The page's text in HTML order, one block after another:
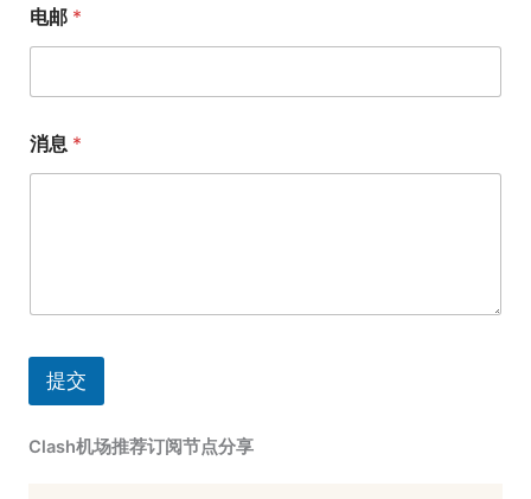
电邮 *
消息 *
提交
Clash机场推荐订阅节点分享